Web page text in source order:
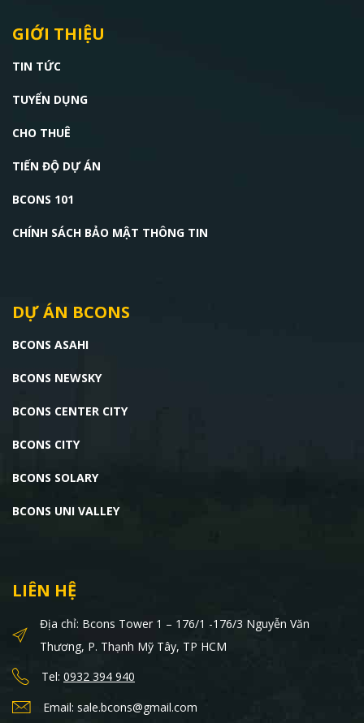
GIỚI THIỆU
TIN TỨC
TUYỂN DỤNG
CHO THUÊ
TIẾN ĐỘ DỰ ÁN
BCONS 101
CHÍNH SÁCH BẢO MẬT THÔNG TIN
DỰ ÁN BCONS
BCONS ASAHI
BCONS NEWSKY
BCONS CENTER CITY
BCONS CITY
BCONS SOLARY
BCONS UNI VALLEY
LIÊN HỆ
Địa chỉ: Bcons Tower 1 – 176/1 -176/3 Nguyễn Văn
Thương, P. Thạnh Mỹ Tây, TP HCM
Tel: 0932 394 940
Email: sale.bcons@gmail.com